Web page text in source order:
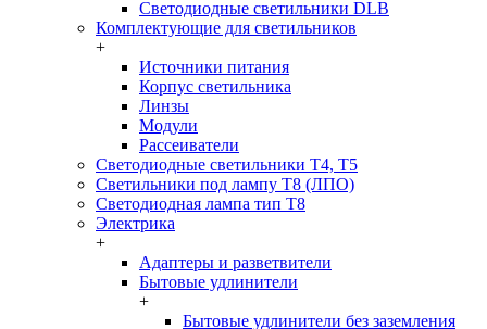
Светодиодные светильники DLB
Комплектующие для светильников
+
Источники питания
Корпус светильника
Линзы
Модули
Рассеиватели
Светодиодные светильники T4, T5
Светильники под лампу Т8 (ЛПО)
Светодиодная лампа тип T8
Электрика
+
Адаптеры и разветвители
Бытовые удлинители
+
Бытовые удлинители без заземления